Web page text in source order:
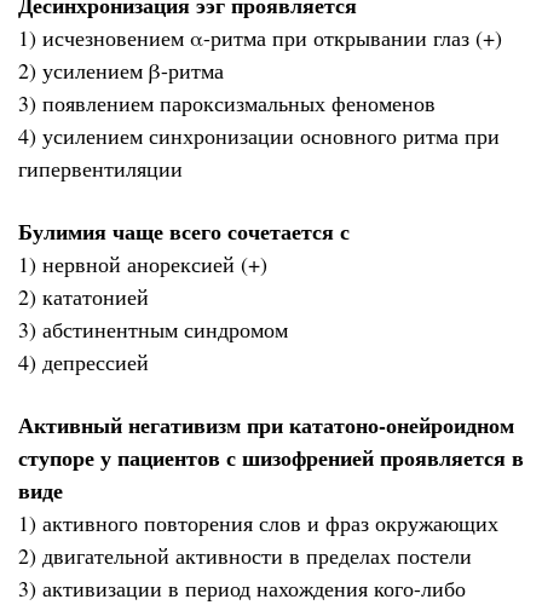
1) исчезновением α-ритма при открывании глаз (+)
2) усилением β-ритма
3) появлением пароксизмальных феноменов
4) усилением синхронизации основного ритма при
гипервентиляции
Булимия чаще всего сочетается с
1) нервной анорексией (+)
2) кататонией
3) абстинентным синдромом
4) депрессией
Активный негативизм при кататоно-онейроидном
ступоре у пациентов с шизофренией проявляется в
виде
1) активного повторения слов и фраз окружающих
2) двигательной активности в пределах постели
3) активизации в период нахождения кого-либо